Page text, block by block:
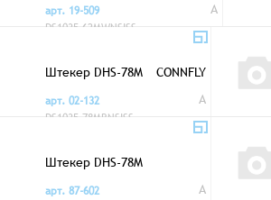
арт. 19-509
DS1035-62MWNSISS
A
Штекер DHS-78M
CONNFLY
арт. 02-132
DS1035-78MBNSISS
A
Штекер DHS-78M
арт. 87-602
A